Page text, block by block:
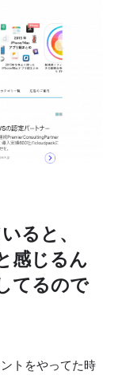
ると、
感じるん
てるので
トをやってた時